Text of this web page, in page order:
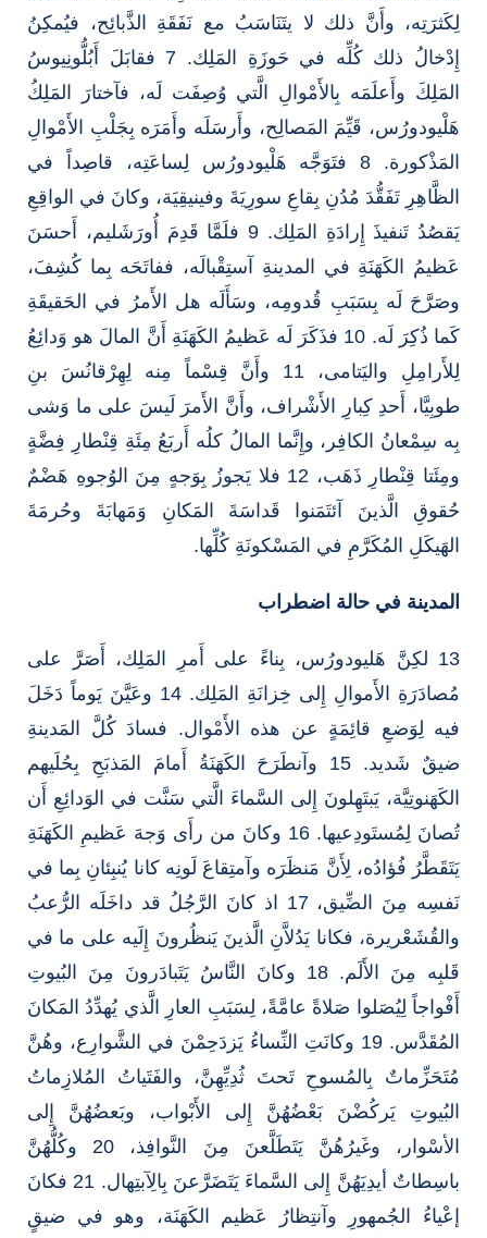
لِكَثرَتِه، وأَنَّ ذلك لا يتَنَاسَبُ مع نَفَقَةِ الذَّبائِح، فيُمكِنُ
إِدْخالُ ذلك كُلِّه في حَوزَةِ المَلِك. 7 فقابَلَ أَبُلُّونِيوسُ
المَلِكَ وأَعلَمَه بِالأَمْوالِ الَّتي وُصِفَت لَه، فآختارَ المَلِكُ
هَلْيودورُس، قَيِّمَ المَصالِح، وأَرسَلَه وأَمَرَه بِجَلْبِ الأَمْوالِ
المَذْكورة. 8 فتَوَجَّه هَلْيودورُس لِساعَتِه، قاصِداً في
الظَّاهِرِ تَفَقُّدَ مُدُنِ بِقاعِ سورِيَةَ وفينيقِيَة، وكانَ في الواقِعِ
يَقصُدُ تَنفيذَ إِرادَةِ المَلِك. 9 فلَمَّا قَدِمَ أُورَشَليم، أَحسَنَ
عَظيمُ الكَهَنَةِ في المدينةِ آستِقْبالَه، ففاتَحَه بِما كُشِفَ،
وصَرَّحَ لَه بِسَبَبِ قُدومِه، وسَأَلَه هل الأَمرُ في الحَقيقَةِ
كَما ذُكِرَ لَه. 10 فذَكَرَ لَه عَظيمُ الكَهَنَةِ أَنَّ المالَ هو وَدائِعُ
لِلأَرامِلِ واليَتامى، 11 وأَنَّ قِسْماً مِنه لِهِرْقانُسَ بنِ
طوبِيَّا، أَحدِ كِبارِ الأَشْراف، وأَنَّ الأَمرَ لَيسَ على ما وَشى
بِه سِمْعانُ الكافِر، وإِنَّما المالُ كلُه أَربَعُ مِئَةِ قِنْطارِ فِضَّةٍ
ومِئَتا قِنْطارِ ذَهَب، 12 فلا يَجوزُ بِوَجهٍ مِنَ الوُجوهِ هَضْمٌ
حُقوقِ الَّذينَ آئتَمَنوا قَداسَةَ المَكانِ وَمَهابَةَ وحُرمَةَ
الهَيكَلِ المُكَرَّمِ في المَسْكونَةِ كُلِّها.
المدينة في حالة اضطراب
13 لكِنَّ هَليودورُس، بِناءً على أَمرِ المَلِك، أَصَرَّ على
مُصادَرَةِ الأَموالِ إِلى خِزانَةِ المَلِك. 14 وعَيَّنَ يَوماً دَخَلَ
فيه لِوَضعِ قائِمَةٍ عن هذه الأَمْوال. فسادَ كُلَّ المَدينةِ
ضيقٌ شَديد. 15 وآنطَرَحَ الكَهَنَةُ أَمامَ المَذبَحِ بِحُلَيهم
الكَهَنوتِيَّة، يَبتَهِلونَ إِلى السَّماءَ الَّتي سَنَّت في الوَدائِعِ أَن
تُصانَ لِمُستَودِعيها. 16 وكانَ من رأَى وَجهَ عَظيمِ الكَهَنَةِ
يَتَقَطَّرُ فُؤادُه، لِأَنَّ مَنظَرَه وآمتِقاعَ لَونِه كانا يُنبِئانِ بِما في
نَفسِه مِنَ الضِّيق، 17 اذ كانَ الرَّجُلُ قد داخَلَه الرُّعبُ
والقُشَعْريرة، فكانا يَدُلاَّنِ الَّذينَ يَنظُرونَ إِلَيه على ما في
قَلبِه مِنَ الأَلَم. 18 وكانَ النَّاسُ يَتَبادَرونَ مِنَ البُيوتِ
أَفْواجاً لِيُصَلوا صَلاةً عامَّةً، لِسَبَبِ العارِ الَّذي يُهدِّدُ المَكانَ
المُقَدَّس. 19 وكانَتِ النِّساءُ يَزدَحِمْنَ في الشَّوارِع، وهُنَّ
مُتَحَزِّماتٌ بِالمُسوحِ تَحتَ ثُدِيِّهِنَّ، والفَتَياتُ المُلازِماتُ
البُيوتِ يَركُضْنَ بَعْضُهُنَّ إِلى الأَبْواب، وبَعضُهُنَّ إِلى
الأسْوار، وغَيرُهُنَّ يَتَطَلَّعنَ مِنَ النَّوافِذ، 20 وكُلُّهُنَّ
باسِطاتٌ أيدِيَهُنَّ إِلى السَّماءَ يَتَضَرَّعنَ بِالِآبتِهال. 21 فكانَ
إعْياءُ الجُمهورِ وآنتِظارُ عَظيم الكَهَنَة، وهو في ضيقٍ